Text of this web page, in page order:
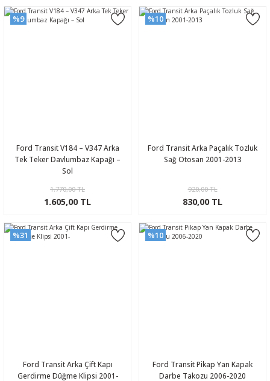
%9
Ford Transit V184 – V347 Arka
Tek Teker Davlumbaz Kapağı –
Sol
1.770,00 TL
1.605,00 TL
%10
Ford Transit Arka Paçalık Tozluk
Sağ Otosan 2001-2013
920,00 TL
830,00 TL
%31
Ford Transit Arka Çift Kapı
Gerdirme Düğme Klipsi 2001-
%10
Ford Transit Pikap Yan Kapak
Darbe Takozu 2006-2020